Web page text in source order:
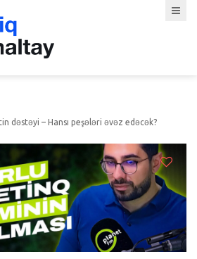
dəstəyi – Hansı peşələri əvəz edəcək?